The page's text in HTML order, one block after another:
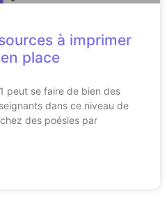
à imprimer
place
peut se faire de bien des
dans ce niveau de
des poésies par